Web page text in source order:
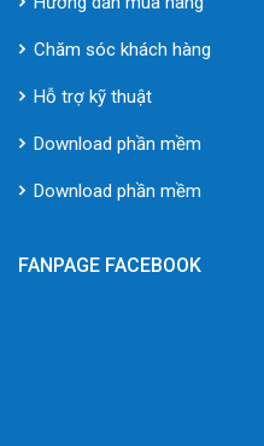
Chăm sóc khách hàng
Hỗ trợ kỹ thuật
Download phần mềm
Download phần mềm
FANPAGE FACEBOOK